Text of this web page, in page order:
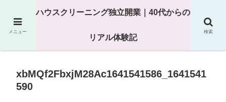
25年以上の現場経験をもとにハウスクリーニング独立の現実
xbMQf2FbxjM28Ac1641541586_1641541
590
メニュー
ハウスクリーニング独立開業｜40代からの
リアル体験記
検索